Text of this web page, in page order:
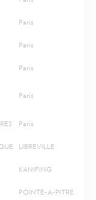
Paris
Paris
Paris
Paris
Paris
LIBREVILLE
KANIFING
POINTE-A-PITRE